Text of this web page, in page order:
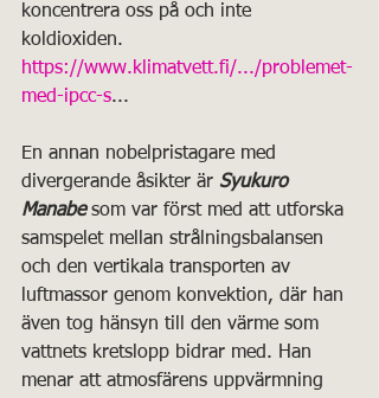
koncentrera oss på och inte
koldioxiden.
https://www.klimatvett.fi/.../problemet-
med-ipcc-s...
En annan nobelpristagare med
divergerande åsikter är Syukuro
Manabe som var först med att utforska
samspelet mellan strålningsbalansen
och den vertikala transporten av
luftmassor genom konvektion, där han
även tog hänsyn till den värme som
vattnets kretslopp bidrar med. Han
menar att atmosfärens uppvärmning